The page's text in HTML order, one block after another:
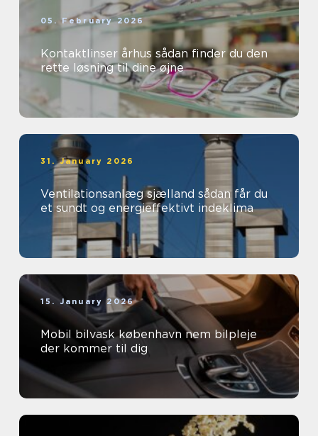
05. February 2026
Kontaktlinser århus sådan finder du den
rette løsning til dine øjne
31. January 2026
Ventilationsanlæg sjælland sådan får du
et sundt og energieffektivt indeklima
15. January 2026
Mobil bilvask københavn nem bilpleje
der kommer til dig